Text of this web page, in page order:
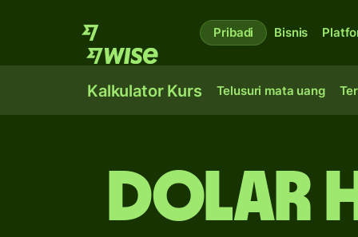
Pribadi Bisnis
Kalkulator Kurs Telusuri mata uang
dolar